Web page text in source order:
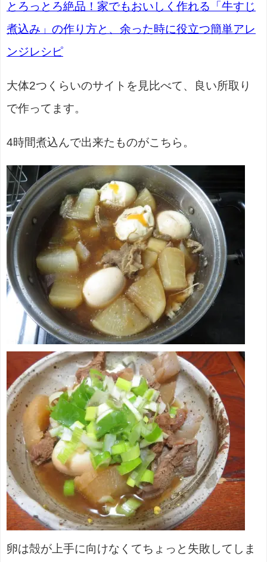
とろっとろ絶品！家でもおいしく作れる「牛すじ
煮込み」の作り方と、余った時に役立つ簡単アレ
ンジレシピ
大体2つくらいのサイトを見比べて、良い所取り
で作ってます。
4時間煮込んで出来たものがこちら。
卵は殻が上手に向けなくてちょっと失敗してしま